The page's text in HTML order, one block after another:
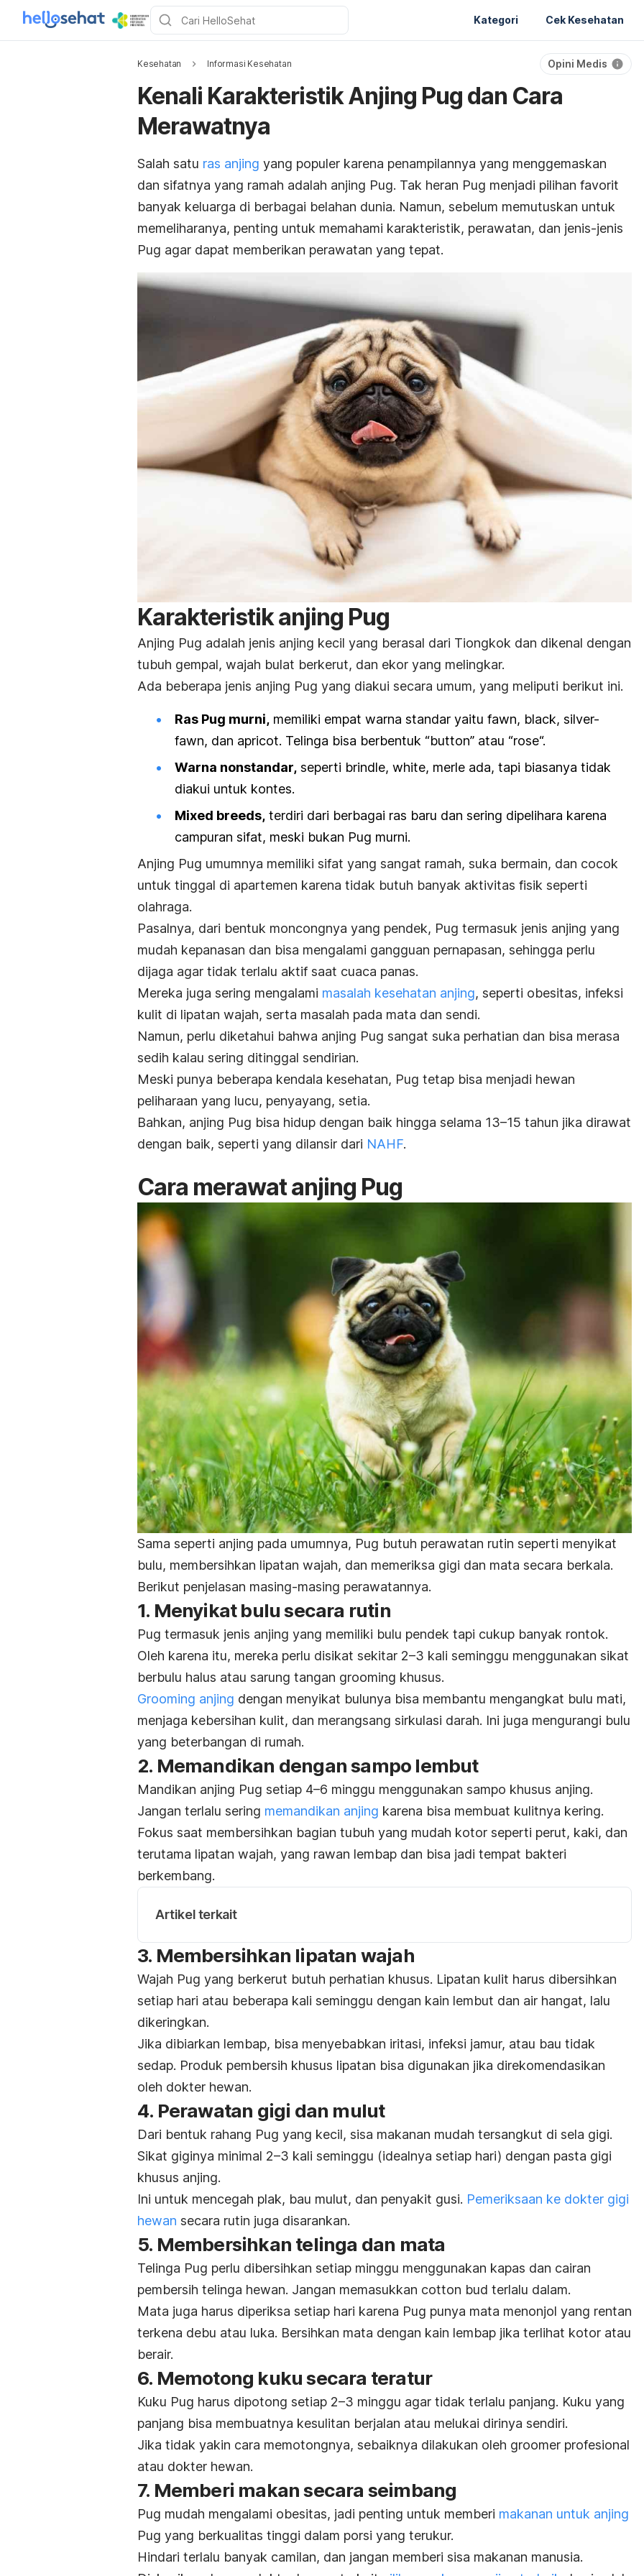
Kategori Cek Kesehatan
Kesehatan Informasi Kesehatan Opini Medis
Kenali Karakteristik Anjing Pug dan Cara
Merawatnya
Salah satu ras anjing yang populer karena penampilannya yang menggemaskan
dan sifatnya yang ramah adalah anjing Pug. Tak heran Pug menjadi pilihan favorit
banyak keluarga di berbagai belahan dunia. Namun, sebelum memutuskan untuk
memeliharanya, penting untuk memahami karakteristik, perawatan, dan jenis-jenis
Pug agar dapat memberikan perawatan yang tepat.
Karakteristikanjing Pug
Anjing Pug adalah jenis anjing kecil yang berasal dari Tiongkok dan dikenal dengan
tubuh gempal, wajah bulat berkerut, dan ekor yang melingkar.
Ada beberapa jenis anjing Pug yang diakui secara umum, yang meliputi berikut ini.
Ras Pug murni, memiliki empat warna standar yaitu fawn, black, silver-
fawn, dan apricot. Telinga bisa berbentuk “button” atau “rose“.
Warna nonstandar, seperti brindle, white, merle ada, tapi biasanya tidak
diakui untuk kontes.
Mixed breeds, terdiri dari berbagai ras baru dan sering dipelihara karena
campuran sifat, meski bukan Pug murni.
Anjing Pug umumnya memiliki sifat yang sangat ramah, suka bermain, dan cocok
untuk tinggal di apartemen karena tidak butuh banyak aktivitas fisik seperti
olahraga.
Pasalnya, dari bentuk moncongnya yang pendek, Pug termasuk jenis anjing yang
mudah kepanasan dan bisa mengalami gangguan pernapasan, sehingga perlu
dijaga agar tidak terlalu aktif saat cuaca panas.
Mereka juga sering mengalami masalah kesehatan anjing, seperti obesitas, infeksi
kulit di lipatan wajah, serta masalah pada mata dan sendi.
Namun, perlu diketahui bahwa anjing Pug sangat suka perhatian dan bisa merasa
sedih kalau sering ditinggal sendirian.
Meski punya beberapa kendala kesehatan, Pug tetap bisa menjadi hewan
peliharaan yang lucu, penyayang, setia.
Bahkan, anjing Pug bisa hidup dengan baik hingga selama 13–15 tahun jika dirawat
dengan baik, seperti yang dilansir dari NAHF.
Cara merawat anjing Pug
Sama seperti anjing pada umumnya, Pug butuh perawatan rutin seperti menyikat
bulu, membersihkan lipatan wajah, dan memeriksa gigi dan mata secara berkala.
Berikut penjelasan masing-masing perawatannya.
1. Menyikat bulu secara rutin
Pug termasuk jenis anjing yang memiliki bulu pendek tapi cukup banyak rontok.
Oleh karena itu, mereka perlu disikat sekitar 2–3 kali seminggu menggunakan sikat
berbulu halus atau sarung tangan grooming khusus.
Grooming anjing dengan menyikat bulunya bisa membantu mengangkat bulu mati,
menjaga kebersihan kulit, dan merangsang sirkulasi darah. Ini juga mengurangi bulu
yang beterbangan di rumah.
2. Memandikan dengan sampo lembut
Mandikan anjing Pug setiap 4–6 minggu menggunakan sampo khusus anjing.
Jangan terlalu sering memandikan anjing karena bisa membuat kulitnya kering.
Fokus saat membersihkan bagian tubuh yang mudah kotor seperti perut, kaki, dan
terutama lipatan wajah, yang rawan lembap dan bisa jadi tempat bakteri
berkembang.
Artikel terkait
3. Membersihkan lipatan wajah
Wajah Pug yang berkerut butuh perhatian khusus. Lipatan kulit harus dibersihkan
setiap hari atau beberapa kali seminggu dengan kain lembut dan air hangat, lalu
dikeringkan.
Jika dibiarkan lembap, bisa menyebabkan iritasi, infeksi jamur, atau bau tidak
sedap. Produk pembersih khusus lipatan bisa digunakan jika direkomendasikan
oleh dokter hewan.
4. Perawatan gigi dan mulut
Dari bentuk rahang Pug yang kecil, sisa makanan mudah tersangkut di sela gigi.
Sikat giginya minimal 2–3 kali seminggu (idealnya setiap hari) dengan pasta gigi
khusus anjing.
Ini untuk mencegah plak, bau mulut, dan penyakit gusi. Pemeriksaan ke dokter gigi
hewan secara rutin juga disarankan.
5. Membersihkan telinga dan mata
Telinga Pug perlu dibersihkan setiap minggu menggunakan kapas dan cairan
pembersih telinga hewan. Jangan memasukkan cotton bud terlalu dalam.
Mata juga harus diperiksa setiap hari karena Pug punya mata menonjol yang rentan
terkena debu atau luka. Bersihkan mata dengan kain lembap jika terlihat kotor atau
berair.
6. Memotong kuku secara teratur
Kuku Pug harus dipotong setiap 2–3 minggu agar tidak terlalu panjang. Kuku yang
panjang bisa membuatnya kesulitan berjalan atau melukai dirinya sendiri.
Jika tidak yakin cara memotongnya, sebaiknya dilakukan oleh groomer profesional
atau dokter hewan.
7. Memberi makan secara seimbang
Pug mudah mengalami obesitas, jadi penting untuk memberi makanan untuk anjing
Pug yang berkualitas tinggi dalam porsi yang terukur.
Hindari terlalu banyak camilan, dan jangan memberi sisa makanan manusia.